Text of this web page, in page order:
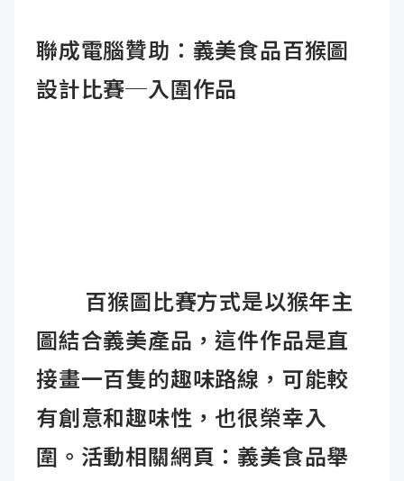
聯成電腦贊助：義美食品百猴圖
設計比賽─入圍作品
百猴圖比賽方式是以猴年主
圖結合義美產品，這件作品是直
接畫一百隻的趣味路線，可能較
有創意和趣味性，也很榮幸入
圍。 活動相關網頁： 義美食品舉